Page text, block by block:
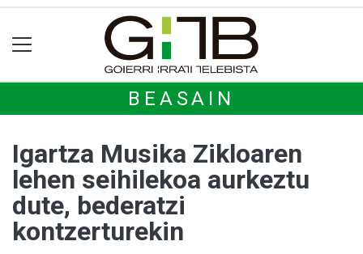
BEASAIN
Igartza Musika Zikloaren
lehen seihilekoa aurkeztu
dute, bederatzi
kontzerturekin